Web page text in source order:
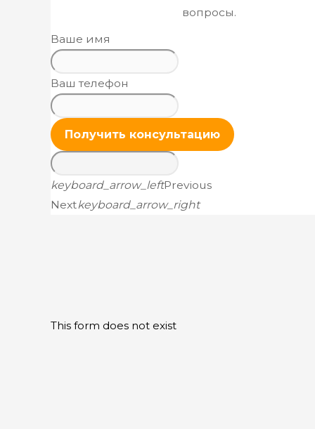
вопросы.
Ваше имя
Ваш телефон
Получить консультацию
keyboard_arrow_leftPrevious
Nextkeyboard_arrow_right
This form does not exist